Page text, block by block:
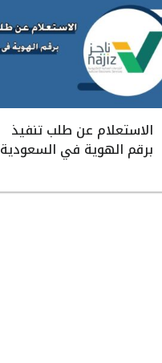
الاستعلام عن طلب تنفيذ
برقم الهوية في السعودية